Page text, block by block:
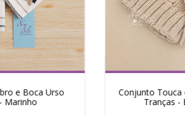
e Boca Urso
Marinho
Conjunto Touca
Tranças -